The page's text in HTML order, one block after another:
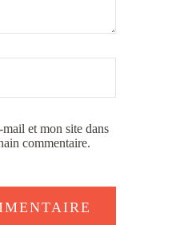
et mon site dans
commentaire.